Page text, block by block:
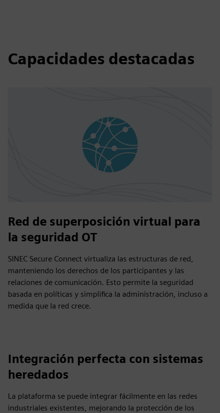
Capacidades destacadas
Red de superposición virtual para
la seguridad OT
SINEC Secure Connect virtualiza las estructuras de red,
manteniendo los derechos de los participantes y las
relaciones de comunicación. Esto permite la seguridad
basada en políticas y simplifica la administración, incluso a
medida que la red crece.
Integración perfecta con sistemas
heredados
La plataforma se puede integrar fácilmente en las redes
industriales existentes, mejorando la protección de los